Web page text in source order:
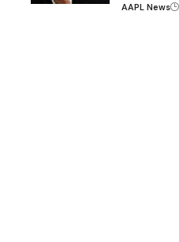
AAPL News